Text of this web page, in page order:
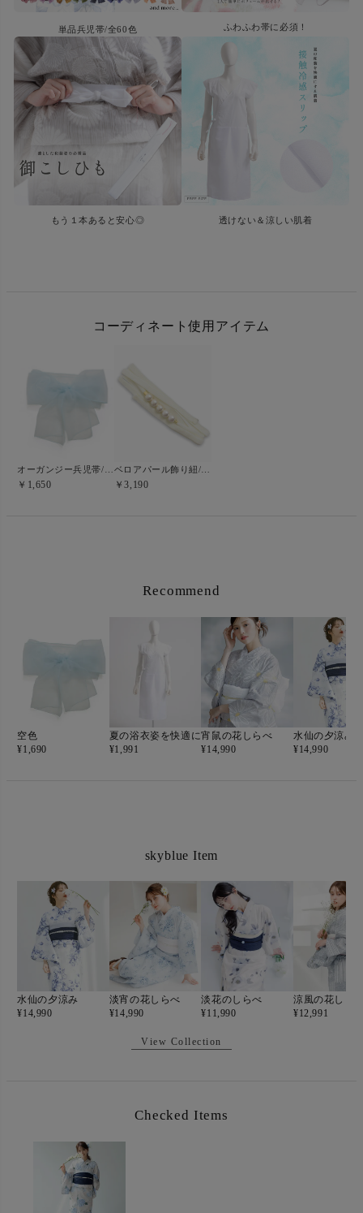
単品兵児帯/全60色 ふわふわ帯に必須！
もう１本あると安心◎ 透けない＆涼しい肌着
コーディネート使用アイテム
￥1,650 ￥3,190
Recommend
空色
¥1,690
夏の浴衣姿を快適に
¥1,991
宵鼠の花しらべ
¥14,990
水仙の夕涼み
¥14,990
skyblue Item
水仙の夕涼み
¥14,990
淡宵の花しらべ
¥14,990
淡花のしらべ
¥11,990
涼風の花しら
¥12,991
View Collection
Checked Items